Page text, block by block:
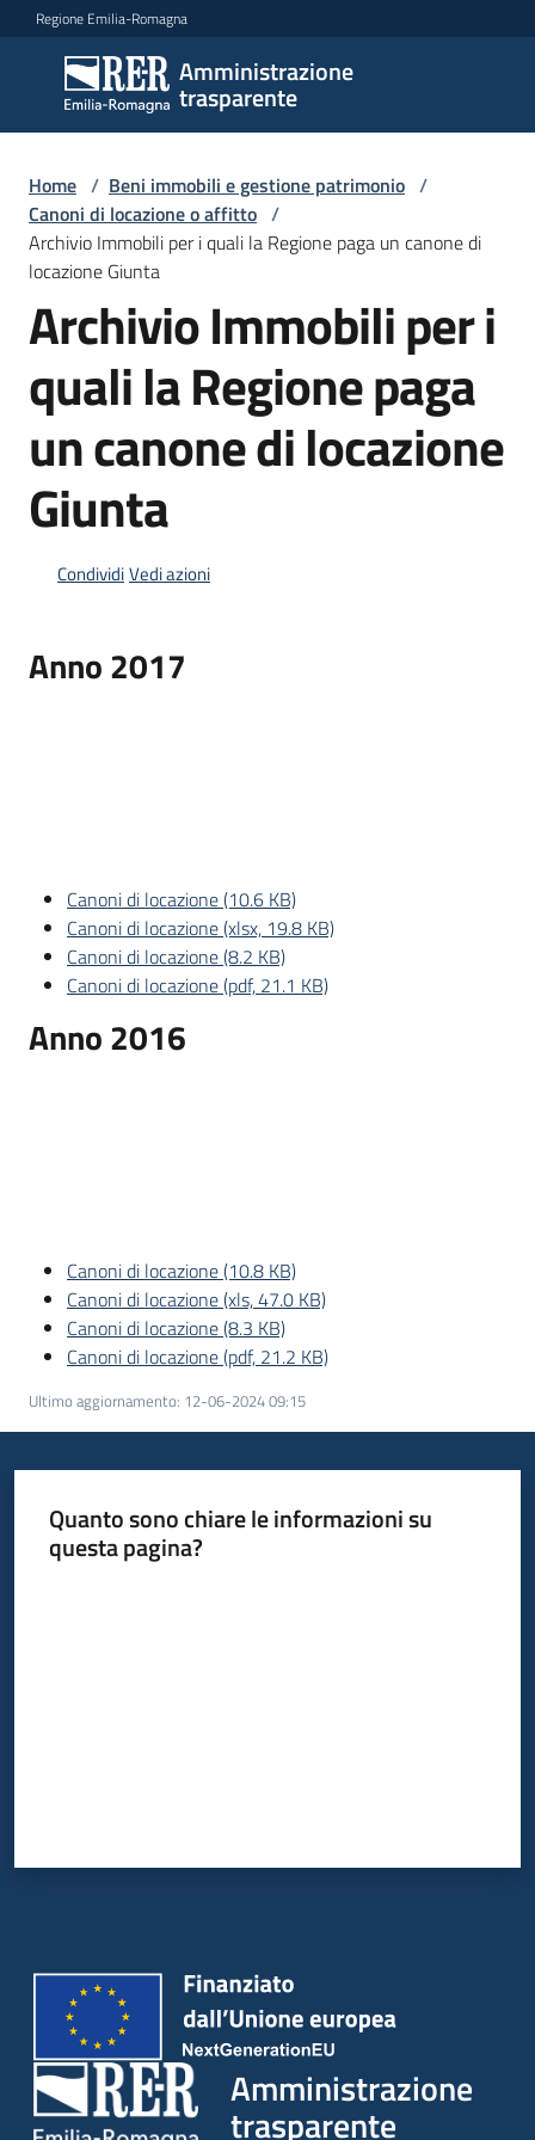
Vai al contenuto
Vai alla navigazione
Vai al footer
Regione Emilia-Romagna
Amministrazione
trasparente
Amministrazione
trasparente
Sottosezioni
Accesso
Home / Beni immobili e gestione patrimonio /
Canoni di locazione o affitto /
Archivio Immobili per i quali la Regione paga un canone di
locazione Giunta
Archivio Immobili per i
quali la Regione paga
un canone di locazione
Giunta
CondividiVedi azioni
Anno 2017
Canoni di locazione (10.6 KB)
Canoni di locazione (xlsx, 19.8 KB)
Canoni di locazione (8.2 KB)
Canoni di locazione (pdf, 21.1 KB)
Anno 2016
Canoni di locazione (10.8 KB)
Canoni di locazione (xls, 47.0 KB)
Canoni di locazione (8.3 KB)
Canoni di locazione (pdf, 21.2 KB)
Ultimo aggiornamento: 12-06-2024 09:15
Quanto sono chiare le informazioni su
questa pagina?
Amministrazione
trasparente